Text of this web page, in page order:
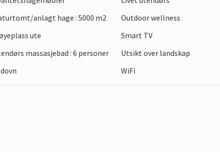
med sine severdigheter og kulturtilbud, er
den ideelle kombinasjonen av natur og avslapning
anlagt hage : 5000 m2
Outdoor wellness
ute
Smart TV
massasjebad : 6 personer
Utsikt over landskap
WiFi